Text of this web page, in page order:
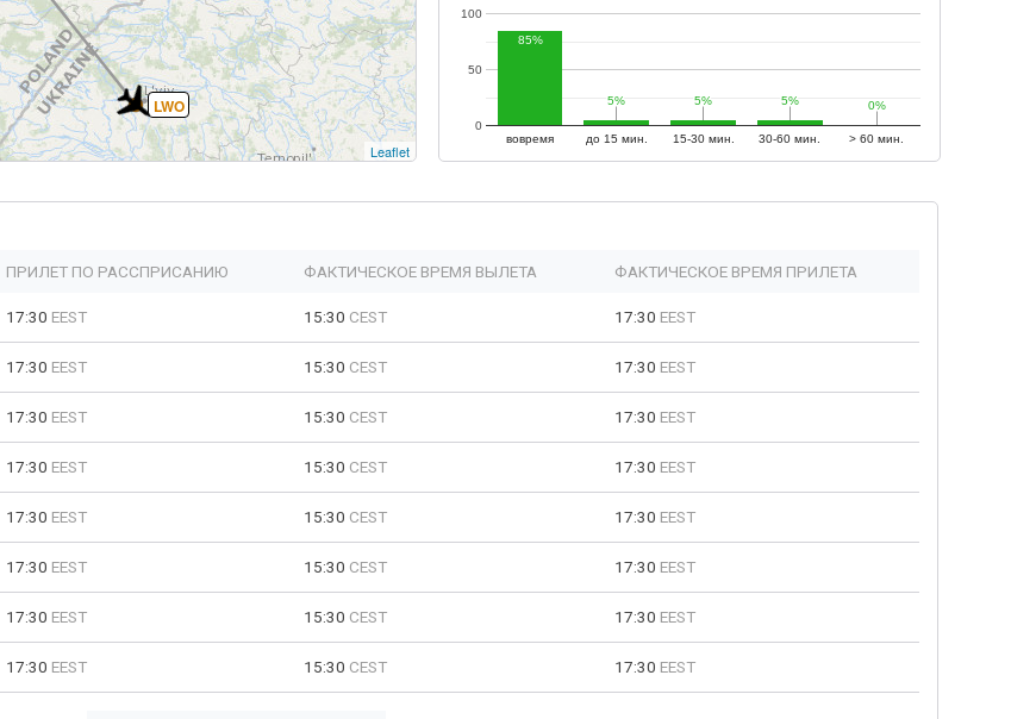
LWO
Leaflet
вовремя до 15 мин. 15-30 мин. 30-60 мин. > 60 мин.
0
50
100
85%
5%
5% 5%
5% 5%
5% 0%
0%
ПРИЛЕТ ПО РАССПРИСАНИЮ ФАКТИЧЕСКОЕ ВРЕМЯ ВЫЛЕТА ФАКТИЧЕСКОЕ ВРЕМЯ ПРИЛЕТА
17:30 EEST 15:30 CEST 17:30 EEST
17:30 EEST 15:30 CEST 17:30 EEST
17:30 EEST 15:30 CEST 17:30 EEST
17:30 EEST 15:30 CEST 17:30 EEST
17:30 EEST 15:30 CEST 17:30 EEST
17:30 EEST 15:30 CEST 17:30 EEST
17:30 EEST 15:30 CEST 17:30 EEST
17:30 EEST 15:30 CEST 17:30 EEST